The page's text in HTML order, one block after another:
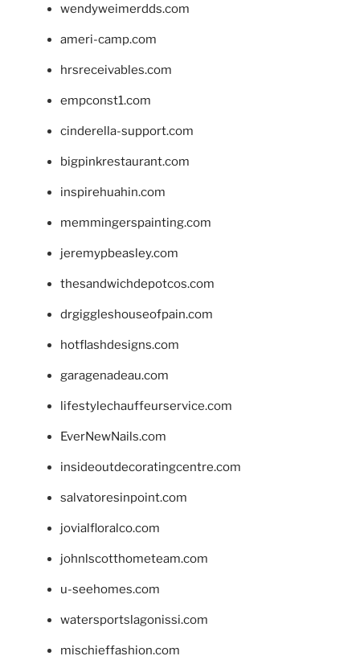
wendyweimerdds.com
ameri-camp.com
hrsreceivables.com
empconst1.com
cinderella-support.com
bigpinkrestaurant.com
inspirehuahin.com
memmingerspainting.com
jeremypbeasley.com
thesandwichdepotcos.com
drgiggleshouseofpain.com
hotflashdesigns.com
garagenadeau.com
lifestylechauffeurservice.com
EverNewNails.com
insideoutdecoratingcentre.com
salvatoresinpoint.com
jovialfloralco.com
johnlscotthometeam.com
u-seehomes.com
watersportslagonissi.com
mischieffashion.com